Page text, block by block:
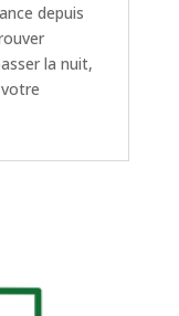
depuis
la nuit,